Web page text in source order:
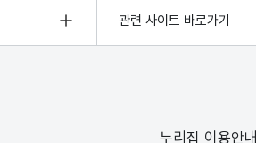
관련 사이트 바로가기
누리집 이용안내